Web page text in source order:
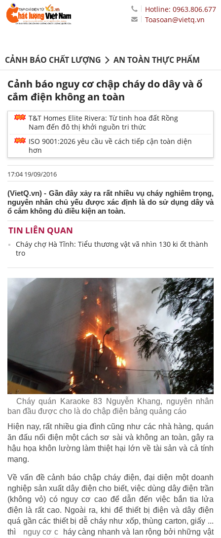
Hotline: 0963.806.677
Toasoan@vietq.vn
CẢNH BÁO CHẤT LƯỢNG AN TOÀN THỰC PHẨM
Cảnh báo nguy cơ chập cháy do dây và ổ
cắm điện không an toàn
T&T Homes Elite Rivera: Từ tinh hoa đất Rồng
Nam đến đô thị khởi nguồn tri thức
ISO 9001:2026 yêu cầu về cách tiếp cận toàn diện
hơn
17:04 19/09/2016
(VietQ.vn) - Gần đây xảy ra rất nhiều vụ cháy nghiêm trọng,
nguyên nhân chủ yếu được xác định là do sử dụng dây và
ổ cắm không đủ điều kiện an toàn.
TIN LIÊN QUAN
Cháy chợ Hà Tĩnh: Tiểu thương vật vã nhìn 130 ki ốt thành
tro
Cháy quán Karaoke 83 Nguyễn Khang, nguyên nhân
ban đầu được cho là do chập điện bảng quảng cáo
Hiện nay, rất nhiều gia đình cũng như các nhà hàng, quán
ăn đấu nối điện một cách sơ sài và không an toàn, gây ra
hậu họa khôn lường làm thiệt hại lớn về tài sản và cả tính
mạng.
Về vấn đề cảnh báo chập cháy điện, đại diện một doanh
nghiệp sản xuất dây điện cho biết, việc dùng dây điện trần
(không vỏ) có nguy cơ cao để dẫn đến việc bắn tia lửa
điện là rất cao. Ngoài ra, khi để thiết bị điện và dây điện
quá gần các thiết bị dễ cháy như xốp, thùng carton, giấy ...
thì
nguy cơ c
háy càng nhanh và lan rộng bởi những vật